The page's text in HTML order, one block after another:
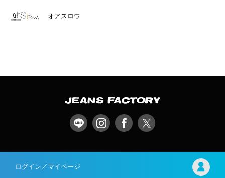
オアスロウ
ログイン／マイページ